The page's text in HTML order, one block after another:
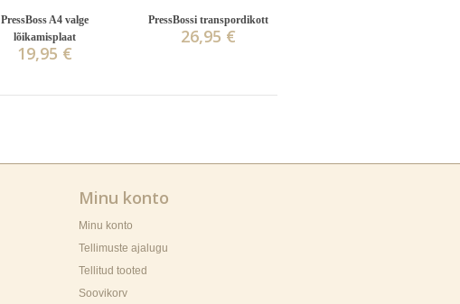
PressBoss A4 valge
lõikamisplaat
19,95 €
PressBossi transpordikott
26,95 €
Minu konto
Minu konto
Tellimuste ajalugu
Tellitud tooted
Soovikorv